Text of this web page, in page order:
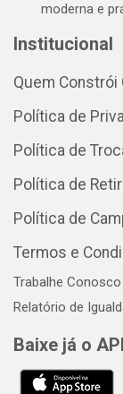
moderna e
Institucional
Quem Constrói
Política de
Política de
Política de
Política de
Termos e
Trabalhe Conosco
Relatório de
Baixe já o